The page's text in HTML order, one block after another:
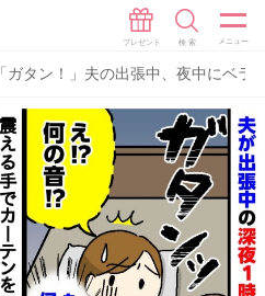
「ガタン！」夫の出張中、夜中にベ